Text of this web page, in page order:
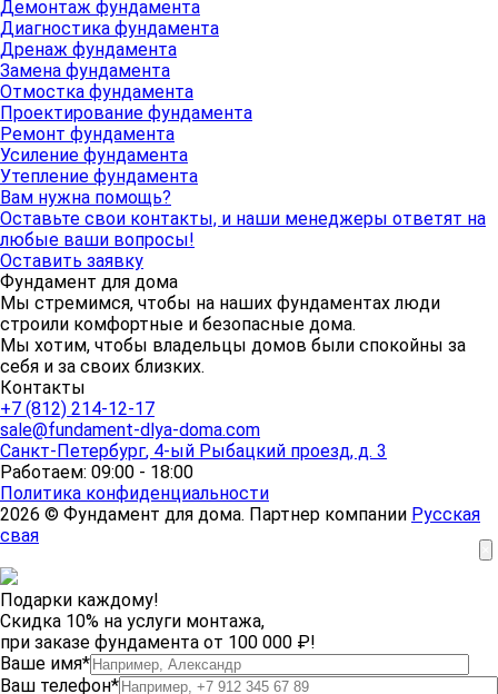
Демонтаж фундамента
Диагностика фундамента
Дренаж фундамента
Замена фундамента
Отмостка фундамента
Проектирование фундамента
Ремонт фундамента
Усиление фундамента
Утепление фундамента
Вам нужна помощь?
Оставьте свои контакты, и наши менеджеры ответят на
любые ваши вопросы!
Оставить заявку
Фундамент для дома
Мы стремимся, чтобы на наших фундаментах люди
строили комфортные и безопасные дома.
Мы хотим, чтобы владельцы домов были спокойны за
себя и за своих близких.
Контакты
+7 (812) 214-12-17
sale@fundament-dlya-doma.com
Санкт-Петербург, 4-ый Рыбацкий проезд, д. 3
Работаем: 09:00 - 18:00
Политика конфиденциальности
2026 © Фундамент для дома. Партнер компании Русская
свая
Подарки каждому!
Скидка 10% на услуги монтажа,
при заказе фундамента от 100 000 ₽!
Ваше имя*
Ваш телефон*